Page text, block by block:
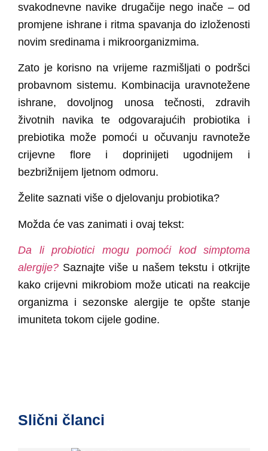
svakodnevne navike drugačije nego inače – od
promjene ishrane i ritma spavanja do izloženosti
novim sredinama i mikroorganizmima.
Zato je korisno na vrijeme razmišljati o podršci
probavnom sistemu. Kombinacija uravnotežene
ishrane, dovoljnog unosa tečnosti, zdravih
životnih navika te odgovarajućih probiotika i
prebiotika može pomoći u očuvanju ravnoteže
crijevne flore i doprinijeti ugodnijem i
bezbrižnijem ljetnom odmoru.
Želite saznati više o djelovanju probiotika?
Možda će vas zanimati i ovaj tekst:
Da li probiotici mogu pomoći kod simptoma
alergije? Saznajte više u našem tekstu i otkrijte
kako crijevni mikrobiom može uticati na reakcije
organizma i sezonske alergije te opšte stanje
imuniteta tokom cijele godine.
Slični članci